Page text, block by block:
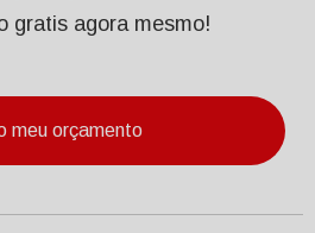
gratis agora mesmo!
meu orçamento